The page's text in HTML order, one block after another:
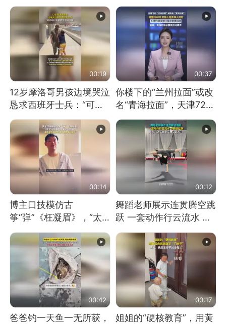
00:19
12岁摩洛哥男孩边境哭泣
恳求西班牙士兵：“可不
可以不要把我遣返回国”
00:37
你楼下的“兰州拉面”或改
名“青海拉面”，天津72家
面馆已集体更换招牌
00:14
博主口技模仿古
筝“弹”《枉凝眉》，“太
像了～你是吃古筝长大的
吗？”“或将成为首位考级
不带古筝的选手。”（来
源：新华每日电讯）
00:12
舞蹈老师展示连贯腾空跳
跃 一套动作行云流水 节
奏感拉满 网友：怎么做
到又舞又武的？
00:42
爸爸钓一天鱼一无所获，
00:17
姐姐的“硬核教育”，用黄